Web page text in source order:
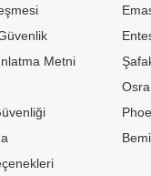
Metni